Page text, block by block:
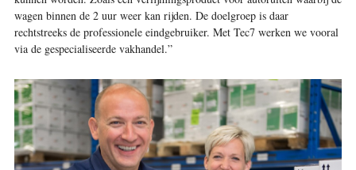
wagen binnen de 2 uur weer kan rijden. De doelgroep is daar
rechtstreeks de professionele eindgebruiker. Met Tec7 werken we vooral
via de gespecialiseerde vakhandel.”